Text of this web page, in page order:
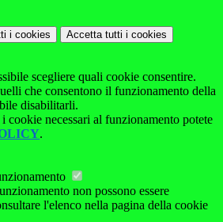
i cookies Accetta tutti i cookies
scegliere quali cookie consentire.
che consentono il funzionamento della
disabilitarli.
cookie necessari al funzionamento potete
.
non possono essere
l'elenco nella pagina della cookie